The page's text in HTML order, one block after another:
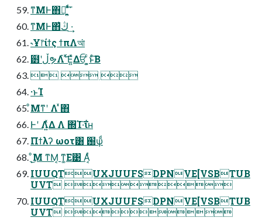
ͳΜͰ΋ฉ͍ ͍ͯͩ͘͞
ͳΜͰ΋ڭ͑ ·͢
˞Ұ෦ίϯς ϯπΛআ͘
๻ʹڵຯΛ࣋ͬ ͯ͘Ε͍ͯΔਓ ͕͍ͨͱͨ͠Β
  
·ͱΊ
ͦΜͳʹ‭‭ ‭‭‭Λ‭‭ ‭‭‭ͯ΋
‭‭Ͱ‭‭ʹ‭ ‭Λ‭‭͍ͯΔ ‭‭Λ‭‭‭‭ ΍Ί·͠ΐ͏ʜ
Πϯλʔ ωοτ͸ ֐ѱͩ
ͺͦ͜Μ ͳΜ͔ ͳ͚Ε͹ Α͔ͬͨ
IUUQTUXJUUFSDPNVE[VSBTUB
UVT 
IUUQTUXJUUFSDPNVE[VSBTUB
UVT 